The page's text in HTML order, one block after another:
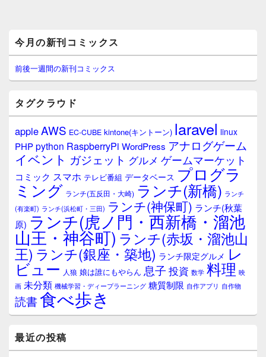
イ
ン
サ
イ
ウ
ィ
ジ
ェ
ア
今月の新刊コミックス
前後一週間の新刊コミックス
タグクラウド
appleAWS EC-CUBE kintone(キントーン) laravel linux
PHPpython RaspberryPi WordPress アナログゲーム
イベント ガジェット グルメ ゲームマーケット
コミック スマホ テレビ番組 データベース プログラ
ミング ランチ(五反田・大崎) ランチ(新橋) ランチ
(有楽町) ランチ(浜松町・三田) ランチ(神保町) ランチ(秋葉
原) ランチ(虎ノ門・西新橋・溜池
山王・神谷町) ランチ(赤坂・溜池山
王) ランチ(銀座・築地) ランチ限定グルメ レ
ビュー 人狼 娘は誰にもやらん 息子 投資 数学 料理 映
画 未分類 機械学習・ディープラーニング 糖質制限 自作アプリ 自作物
読書食べ歩き
最近の投稿